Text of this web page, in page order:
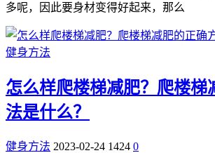
多呢，因此要身材变得好起来，那么
健身方法
怎么样爬楼梯减肥？爬楼梯
法是什么？
健身方法 2023-02-24 1424 0